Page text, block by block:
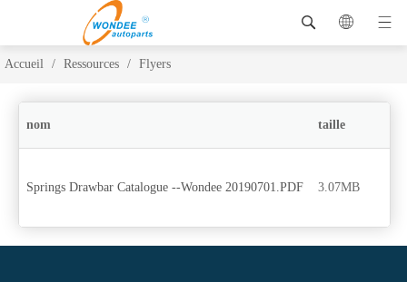
Accueil / Ressources / Flyers
nom taille
Springs Drawbar Catalogue --Wondee 20190701.PDF 3.07MB